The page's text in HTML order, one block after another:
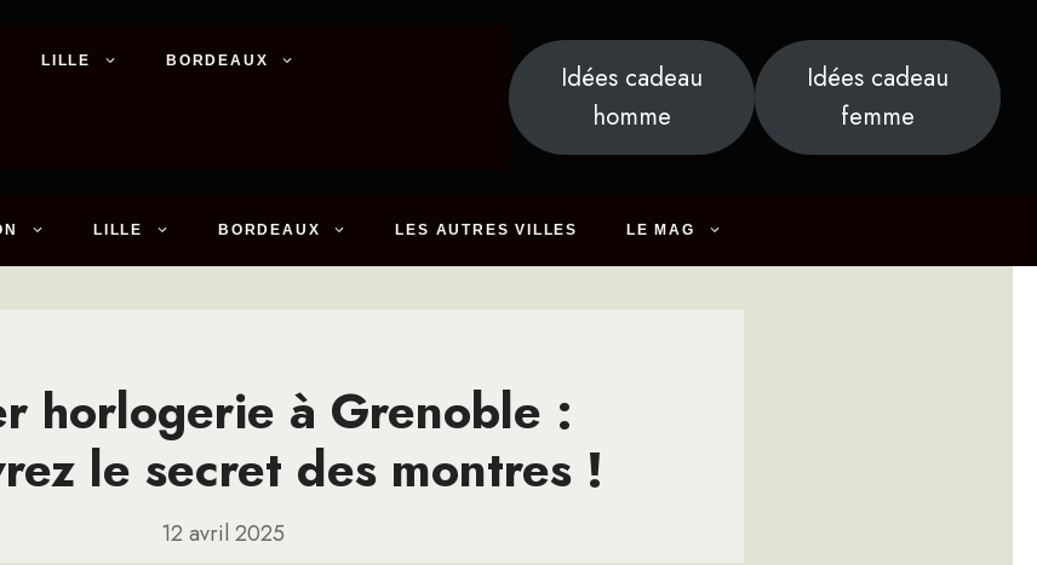
LILLE BORDEAUX
Idées cadeau
homme
Idées cadeau
femme
LILLE BORDEAUX LES AUTRES VILLES LE MAG
horlogerie à Grenoble :
le secret des montres !
12 avril 2025